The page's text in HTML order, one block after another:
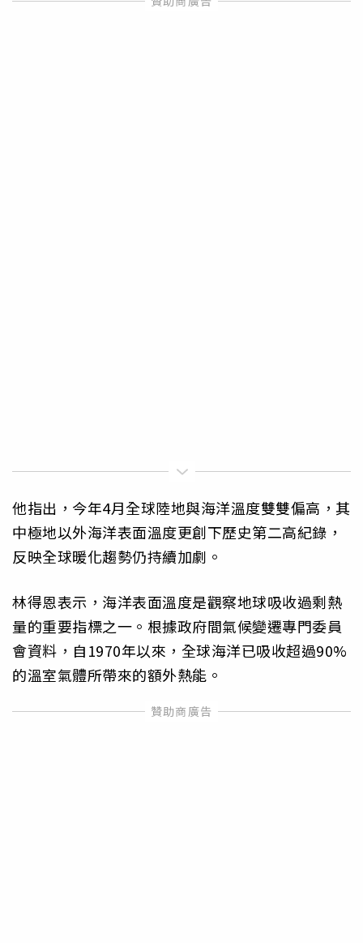
他指出，今年4月全球陸地與海洋溫度雙雙偏高，其
中極地以外海洋表面溫度更創下歷史第二高紀錄，
反映全球暖化趨勢仍持續加劇。
林得恩表示，海洋表面溫度是觀察地球吸收過剩熱
量的重要指標之一。根據政府間氣候變遷專門委員
會資料，自1970年以來，全球海洋已吸收超過90%
的溫室氣體所帶來的額外熱能。